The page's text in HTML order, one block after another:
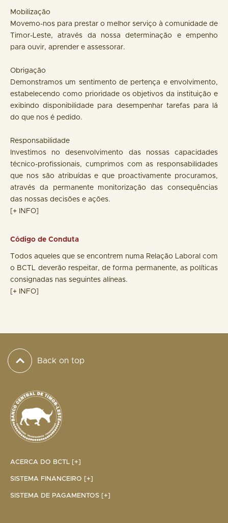
Mobilização
Movemo-nos para prestar o melhor serviço à comunidade de
Timor-Leste, através da nossa determinação e empenho
para ouvir, aprender e assessorar.
Obrigação
Demonstramos um sentimento de pertença e envolvimento,
estabelecendo como prioridade os objetivos da instituição e
exibindo disponibilidade para desempenhar tarefas para lá
do que nos é pedido.
Responsabilidade
Investimos no desenvolvimento das nossas capacidades
técnico-profissionais, cumprimos com as responsabilidades
que nos são atribuídas e que proactivamente procuramos,
através da permanente monitorização das consequências
das nossas decisões e ações.
[+ INFO]
Código de Conduta
Todos aqueles que se encontrem numa Relação Laboral com
o BCTL deverão respeitar, de forma permanente, as políticas
consignadas nas seguintes alíneas.
[+ INFO]
Back on top
ACERCA DO BCTL [+]
SISTEMA FINANCEIRO [+]
SISTEMA DE PAGAMENTOS [+]